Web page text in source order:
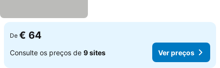
De € 64
Consulte os preços de 9 sites Ver preços